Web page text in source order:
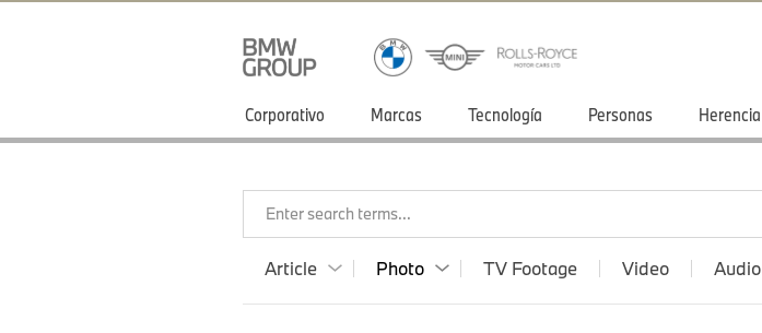
Corporativo Marcas Tecnología Personas Herencia
Enter search terms...
Article Photo TV Footage Video Audio